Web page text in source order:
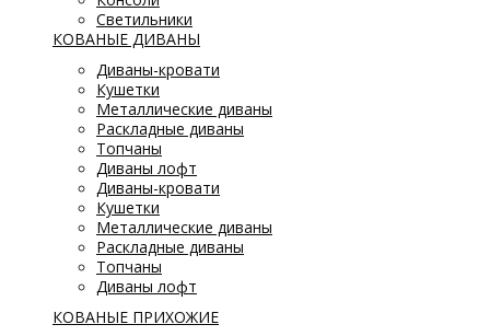
Светильники
КОВАНЫЕ ДИВАНЫ
Диваны-кровати
Кушетки
Металлические диваны
Раскладные диваны
Топчаны
Диваны лофт
Диваны-кровати
Кушетки
Металлические диваны
Раскладные диваны
Топчаны
Диваны лофт
КОВАНЫЕ ПРИХОЖИЕ